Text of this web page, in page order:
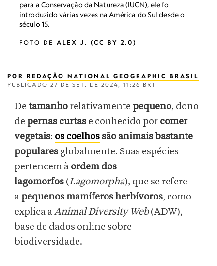
para a Conservação da Natureza (IUCN), ele foi
introduzido várias vezes na América do Sul desde o
século 15.
FOTO DE ALEX J. (CC BY 2.0)
POR REDAÇÃO NATIONAL GEOGRAPHIC BRASIL
PUBLICADO 27 DE SET. DE 2024, 11:26 BRT
De tamanhorelativamente pequeno, dono
de pernas curtas e conhecido por comer
vegetais: os coelhos são animais bastante
populares globalmente. Suas espécies
pertencem à ordem dos
lagomorfos (Lagomorpha), que se refere
a pequenos mamíferos herbívoros, como
explica aAnimal Diversity Web(ADW),
base de dados online sobre
biodiversidade.